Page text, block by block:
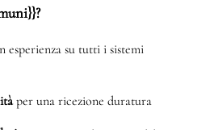
esperienza su tutti i sistemi
per una ricezione duratura